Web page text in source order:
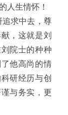
人生情怀！
求中去，尊
，这就是刘
院士的种种
他高尚的情
研经历与创
与务实，更